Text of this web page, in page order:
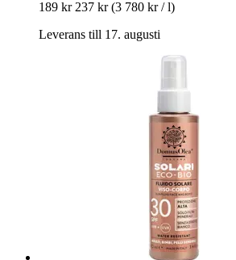
189 kr 237 kr (3 780 kr / l)
Leverans till 17. augusti